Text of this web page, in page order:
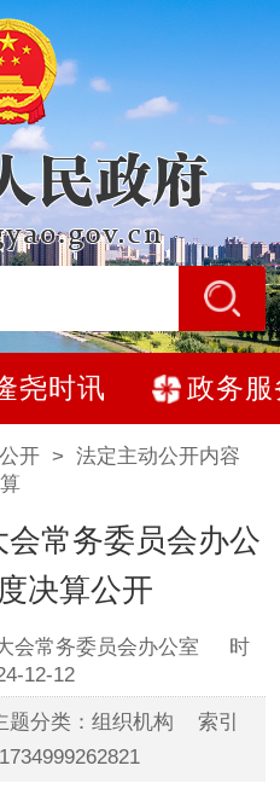
尧时讯 政务服
开> 法定主动公开内容
常务委员会办公
决算公开
会常务委员会办公室
时
12-12
分类：组织机构 索引